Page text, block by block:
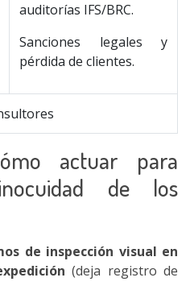
auditorías IFS/BRC.
Sanciones legales y
pérdida de clientes.
actuar para
de los
de inspección visual en
(deja registro de